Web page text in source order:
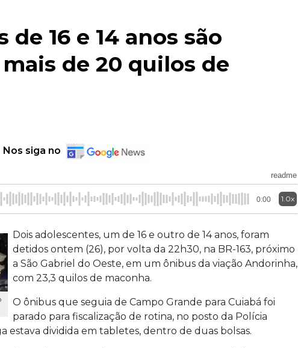
16 e 14 anos são
de 20 quilos de
Nos siga no
readme
0:00 1.0x
Dois adolescentes, um de 16 e outro de 14 anos, foram
detidos ontem (26), por volta da 22h30, na BR-163, próximo
a São Gabriel do Oeste, em um ônibus da viação Andorinha,
com 23,3 quilos de maconha.
O ônibus que seguia de Campo Grande para Cuiabá foi
parado para fiscalização de rotina, no posto da Polícia
estava dividida em tabletes, dentro de duas bolsas.